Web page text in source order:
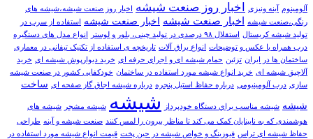
آلومینوم آینه ونیزی اخبار روز صنعت شیشه
اخبار روز صنعت شیشه،شیشه های
رنگی،صنعت شیشه
اخبار صنعت شيشه اخبار صنعت شیشه
استفاده از سرب در
تولید شیشه کریستال
استقلال ۹۸ درصدی در تولید چینی، بلور و لوستر
انواع مدل های دستگیره
درب همراه با عکس و توضیحات
انواع یراق آلات تاریخچه ی استفاده از تکنیک تیفانی در معماری
ساختمان ها در ایران تزئین حمام شیشه ای و اجرای حرفه ای خريد دیوارپوش شیشه ای خرید
آلاچیق شیشه ای خرید انواع شیشه مورد استفاده در ساختمان خودکفایی کشور در صنعت شیشه
سازی درب آلومینیومی درباره حفاظ استیل پنجره درباره شیشه اجاق گاز صفحه ای ساخت
شیشه شيشه مناسب براي دستگاه خودپرداز شیشه شیشه مشجر
شیشه های
هوشمندی که به نابینایان کمک می کند تا مناظر بیرون را لمس کنند صنعت شیشه و آینه طراحی
حفاظ شیشه ای تراس فیوزینگ و خواص شیشه در حین پخت قیمت انواع شیشه مورد استفاده در